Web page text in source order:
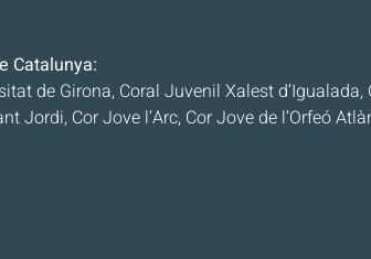
Catalunya:
de Girona, Coral Juvenil Xalest
Jordi, Cor Jove l’Arc, Cor Jove de l’Orfeó